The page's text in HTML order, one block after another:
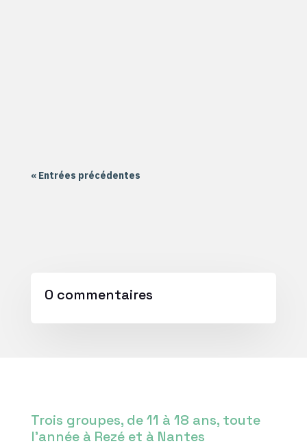
« Entrées précédentes
0 commentaires
Trois groupes, de 11 à 18 ans, toute
l’année à Rezé et à Nantes